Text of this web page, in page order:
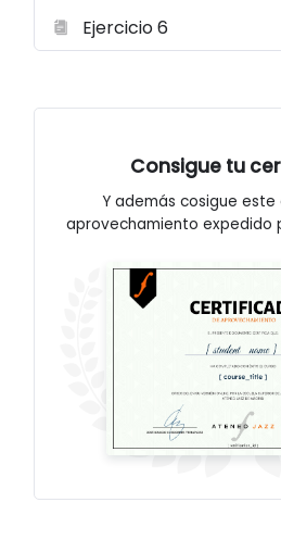
Ejercicio 6
Consigue tu
Y además cosigue
aprovechamiento expedido